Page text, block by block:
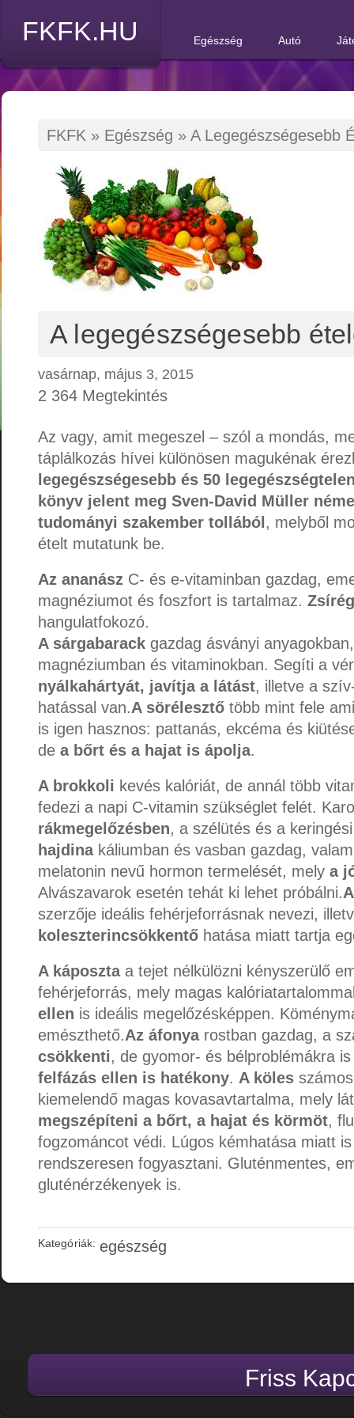
FKFK.HU Egészség Autó
FKFK » Egészség » A Legegészségesebb
A legegészségesebb
vasárnap, május 3, 2015
2 364 Megtekintés
Az vagy, amit megeszel – szól a mondás,
táplálkozás hívei különösen magukénak
legegészségesebb és 50
könyv jelent meg Sven-David Müller
tudományi szakember tollából , melyből
ételt mutatunk be.
Az ananász C- és e-vitaminban gazdag,
magnéziumot és foszfort is tartalmaz.
hangulatfokozó.
A sárgabarack gazdag ásványi
magnéziumban és vitaminokban. Segíti a
nyálkahártyát, javítja a látást, illetve a
hatással van.A sörélesztő több mint fele
is igen hasznos: pattanás, ekcéma és
de a bőrt és a hajat is ápolja.
A brokkoli kevés kalóriát, de annál több
fedezi a napi C-vitamin szükséglet felét.
rákmegelőzésben, a szélütés és a
hajdinakáliumban és vasban gazdag,
melatonin nevű hormon termelését, mely a
Alvászavarok esetén tehát ki lehet próbálni.
szerzője ideális fehérjeforrásnak nevezi,
koleszterincsökkentő hatása miatt tartja
A káposztaa tejet nélkülözni kényszerülő
fehérjeforrás, mely magas
ellen is ideális megelőzésképpen.
emészthető.Az áfonyarostban gazdag, a
csökkenti, de gyomor- és bélproblémákra
felfázás ellen is hatékony. A köles
kiemelendő magas kovasavtartalma, mely
megszépíteni a bőrt, a hajat és körmöt,
fogzománcot védi. Lúgos kémhatása miatt
rendszeresen fogyasztani. Gluténmentes,
gluténérzékenyek is.
Kategóriák: egészség
Friss